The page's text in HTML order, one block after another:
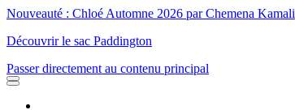
Nouveauté : Chloé Automne 2026 par Chemena Kamali
Découvrir le sac Paddington
Passer directement au contenu principal